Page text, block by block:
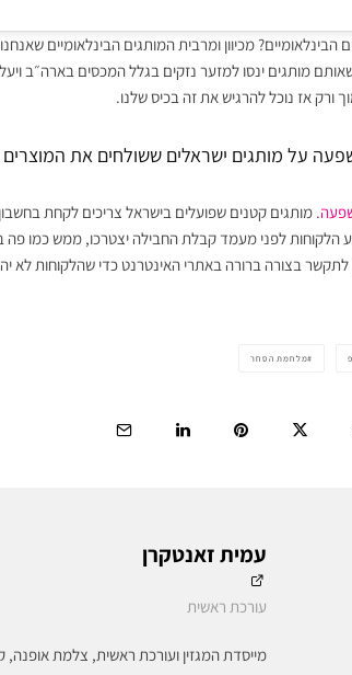
הבינלאומיים? מכיוון ומרבית המותגים הבינלאומיים
מותגים ינסו למזער נזקים בגלל המכסים בארה״ב
ורק אז נוכל להרגיש את זה בכיס שלנו.
על מותגים ישראלים ששולחים את
הלקוחות לפני מעמד קבלת החבילה יצטרכו, ממש כמו
בצורה ברורה באתרי האינטרנט כדי שהלקוחות לא
מלחמת הסחר
עמית זאנטקרן
עורכת ראשית
מייסדת המגזין ועורכת ראשית, צלמת אופנה,